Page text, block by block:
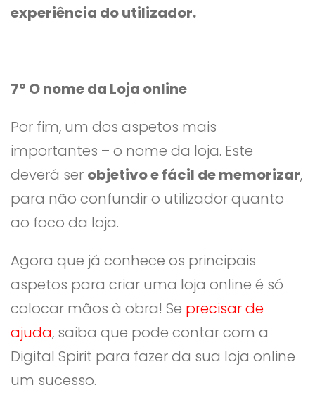
experiência do utilizador.
7º O nome da Loja online
Por fim, um dos aspetos mais
importantes – o nome da loja. Este
deverá ser objetivo e fácil de memorizar,
para não confundir o utilizador quanto
ao foco da loja.
Agora que já conhece os principais
aspetos para criar uma loja online é só
colocar mãos à obra! Se precisar de
ajuda, saiba que pode contar com a
Digital Spirit para fazer da sua loja online
um sucesso.